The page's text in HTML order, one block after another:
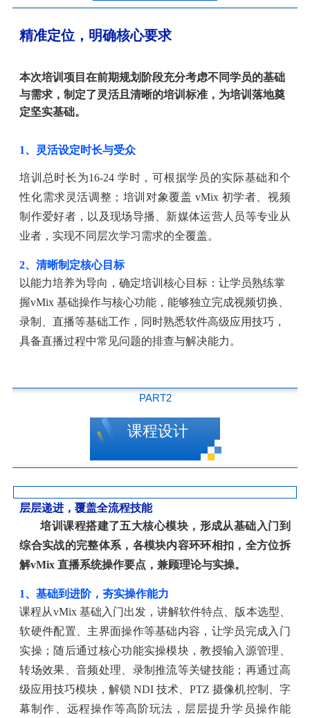
精准定位，明确核心要求
本次培训项目在前期规划阶段充分考虑不同学员的基础
与需求，制定了灵活且清晰的培训标准，为培训落地奠
定坚实基础。
1、灵活设定时长与受众
培训总时长为16-24 学时，可根据学员的实际基础和个
性化需求灵活调整；培训对象覆盖 vMix 初学者、视频
制作爱好者，以及现场导播、新媒体运营人员等专业从
业者，实现不同层次学习需求的全覆盖。
2、清晰制定核心目标
以能力培养为导向，确定培训核心目标：让学员熟练掌
握vMix 基础操作与核心功能，能够独立完成视频切换、
录制、直播等基础工作，同时熟悉软件高级应用技巧，
具备直播过程中常见问题的排查与解决能力。
PART2
课程设计
层层递进，覆盖全流程技能
培训课程搭建了五大核心模块，形成从基础入门到
综合实战的完整体系，各模块内容环环相扣，全方位拆
解vMix 直播系统操作要点，兼顾理论与实操。
1、基础到进阶，夯实操作能力
课程从vMix 基础入门出发，讲解软件特点、版本选型、
软硬件配置、主界面操作等基础内容，让学员完成入门
实操；随后通过核心功能实操模块，教授输入源管理、
转场效果、音频处理、录制推流等关键技能；再通过高
级应用技巧模块，解锁 NDI 技术、PTZ 摄像机控制、字
幕制作、远程操作等高阶玩法，层层提升学员操作能